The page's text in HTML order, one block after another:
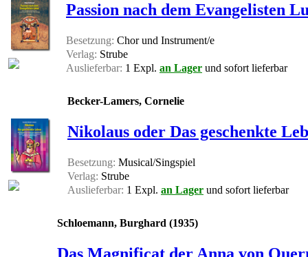
Passion nach dem Evangelisten
Besetzung: Chor und Instrument/e
Verlag: Strube
Auslieferbar: 1 Expl. an Lager und sofort lieferbar
Becker-Lamers, Cornelie
Nikolaus oder Das geschenkte
Besetzung: Musical/Singspiel
Verlag: Strube
Auslieferbar: 1 Expl. an Lager und sofort lieferbar
Schloemann, Burghard (1935)